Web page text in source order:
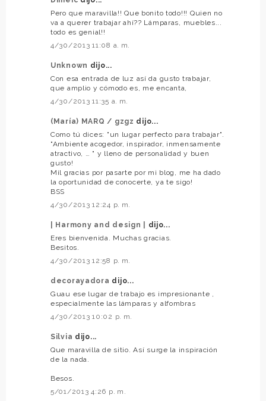
Pero que maravilla!! Que bonito todo!!! Quien no
va a querer trabajar ahí?? Lámparas, muebles...
todo es genial!!
4/30/2013 11:08 a. m.
Unknown dijo...
Con esa entrada de luz así da gusto trabajar,
que amplio y cómodo es, me encanta,
4/30/2013 11:35 a. m.
(María) MARQ / gzgz dijo...
Como tú dices: "un lugar perfecto para trabajar".
"Ambiente acogedor, inspirador, inmensamente
atractivo, … " y lleno de personalidad y buen
gusto!
Mil gracias por pasarte por mi blog, me ha dado
la oportunidad de conocerte, ya te sigo!
BSS
4/30/2013 12:24 p. m.
| Harmony and design |
dijo...
Eres bienvenida. Muchas gracias.
Besitos.
4/30/2013 12:58 p. m.
decorayadora dijo...
Guau ese lugar de trabajo es impresionante ,
especialmente las lámparas y alfombras
4/30/2013 10:02 p. m.
Silvia dijo...
Que maravilla de sitio. Así surge la inspiración
de la nada.
Besos.
5/01/2013 4:26 p. m.